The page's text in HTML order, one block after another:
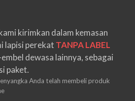
kirimkan dalam kemasan
lapisi perekat TANPA LABEL
dewasa lainnya, sebagai
paket.
Anda telah membeli produk